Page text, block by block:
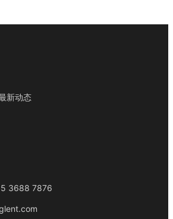
新动态
3688 7876